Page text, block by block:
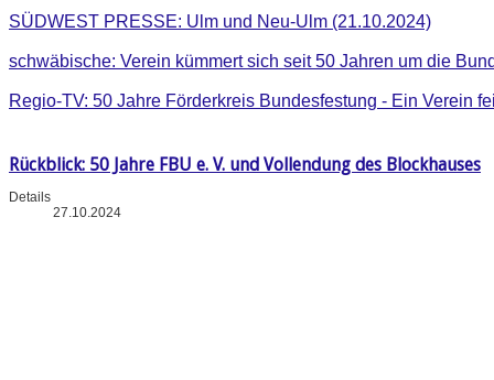
SÜDWEST PRESSE: Ulm und Neu-Ulm (21.10.2024)
schwäbische: Verein kümmert sich seit 50 Jahren um die
Regio-TV: 50 Jahre Förderkreis Bundesfestung - Ein Verein
Rückblick: 50 Jahre FBU e. V. und Vollendung des Blockhauses
Details
27.10.2024